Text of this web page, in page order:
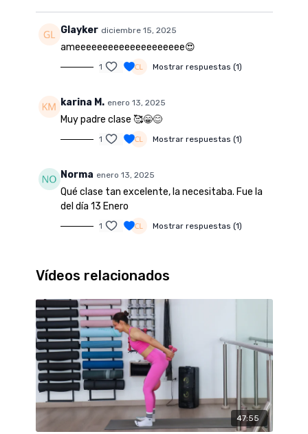
Glayker diciembre 15, 2025
ameeeeeeeeeeeeeeeeeeee😍
1 Mostrar respuestas (1)
karina M. enero 13, 2025
Muy padre clase 🥰😁😊
1 Mostrar respuestas (1)
Norma enero 13, 2025
Qué clase tan excelente, la necesitaba. Fue la
del día 13 Enero
1 Mostrar respuestas (1)
Vídeos relacionados
47:55